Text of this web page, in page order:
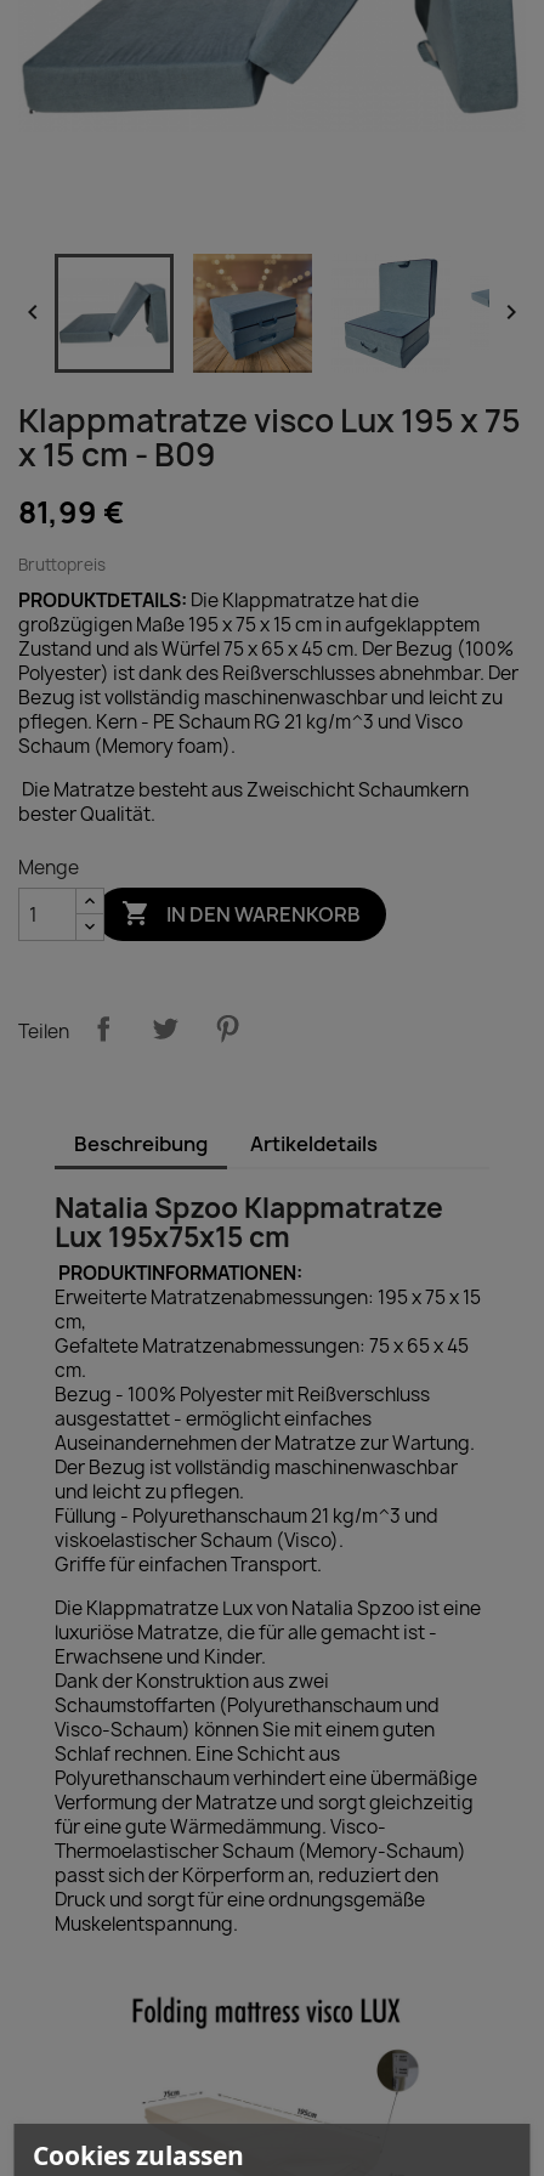
 
Klappmatratze visco Lux 195 x 75
x 15 cm - B09
81,99 €
Bruttopreis
PRODUKTDETAILS: Die Klappmatratze hat die
großzügigen Maße 195 x 75 x 15 cm in aufgeklapptem
Zustand und als Würfel 75 x 65 x 45 cm. Der Bezug (100%
Polyester) ist dank des Reißverschlusses abnehmbar. Der
Bezug ist vollständig maschinenwaschbar und leicht zu
pflegen. Kern - PE Schaum RG 21 kg/m^3 und Visco
Schaum (Memory foam).
Die Matratze besteht aus Zweischicht Schaumkern
bester Qualität.
Menge
 IN DEN WARENKORB
Teilen
Beschreibung Artikeldetails
Natalia Spzoo Klappmatratze
Lux 195x75x15 cm
PRODUKTINFORMATIONEN:
Erweiterte Matratzenabmessungen: 195 x 75 x 15
cm,
Gefaltete Matratzenabmessungen: 75 x 65 x 45
cm.
Bezug - 100% Polyester mit Reißverschluss
ausgestattet - ermöglicht einfaches
Auseinandernehmen der Matratze zur Wartung.
Der Bezug ist vollständig maschinenwaschbar
und leicht zu pflegen.
Füllung - Polyurethanschaum 21 kg/m^3 und
viskoelastischer Schaum (Visco).
Griffe für einfachen Transport.
Die Klappmatratze Lux von Natalia Spzoo ist eine
luxuriöse Matratze, die für alle gemacht ist -
Erwachsene und Kinder.
Dank der Konstruktion aus zwei
Schaumstoffarten (Polyurethanschaum und
Visco-Schaum) können Sie mit einem guten
Schlaf rechnen. Eine Schicht aus
Polyurethanschaum verhindert eine übermäßige
Verformung der Matratze und sorgt gleichzeitig
für eine gute Wärmedämmung. Visco-
Thermoelastischer Schaum (Memory-Schaum)
passt sich der Körperform an, reduziert den
Druck und sorgt für eine ordnungsgemäße
Muskelentspannung.
Cookies zulassen